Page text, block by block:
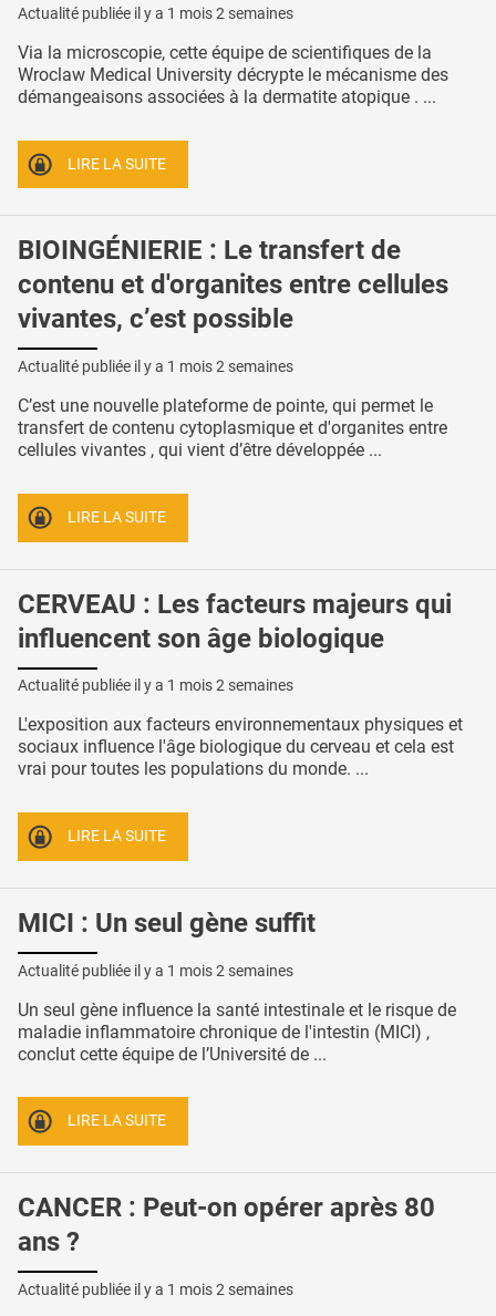
Actualité publiée il y a 1 mois 2 semaines
Via la microscopie, cette équipe de scientifiques de la
Wroclaw Medical University décrypte le mécanisme des
démangeaisons associées à la dermatite atopique . ...
LIRE LA SUITE
BIOINGÉNIERIE : Le transfert de
contenu et d'organites entre cellules
vivantes, c’est possible
Actualité publiée il y a 1 mois 2 semaines
C’est une nouvelle plateforme de pointe, qui permet le
transfert de contenu cytoplasmique et d'organites entre
cellules vivantes , qui vient d’être développée ...
LIRE LA SUITE
CERVEAU : Les facteurs majeurs qui
influencent son âge biologique
Actualité publiée il y a 1 mois 2 semaines
L'exposition aux facteurs environnementaux physiques et
sociaux influence l'âge biologique du cerveau et cela est
vrai pour toutes les populations du monde. ...
LIRE LA SUITE
MICI : Un seul gène suffit
Actualité publiée il y a 1 mois 2 semaines
Un seul gène influence la santé intestinale et le risque de
maladie inflammatoire chronique de l'intestin (MICI) ,
conclut cette équipe de l’Université de ...
LIRE LA SUITE
CANCER : Peut-on opérer après 80
ans ?
Actualité publiée il y a 1 mois 2 semaines